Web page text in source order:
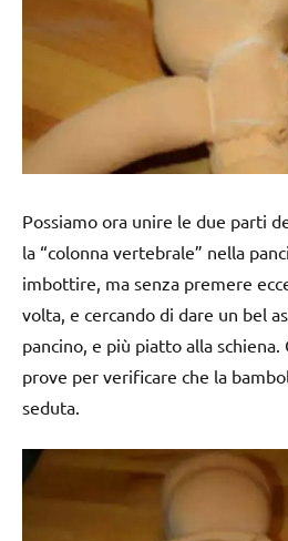
Possiamo ora unire le due parti
la “colonna vertebrale” nella
imbottire, ma senza premere
volta, e cercando di dare un bel
pancino, e più piatto alla
prove per verificare che la
seduta.